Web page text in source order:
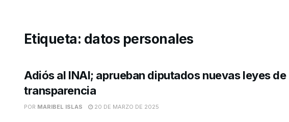
Etiqueta: datos personales
Adiós al INAI; aprueban diputados nuevas leyes de
transparencia
POR MARIBEL ISLAS 20 DE MARZO DE 2025